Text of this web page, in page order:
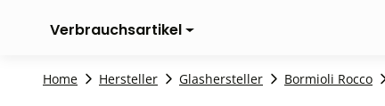
Verbrauchsartikel
Home Hersteller Glashersteller Bormioli Rocco